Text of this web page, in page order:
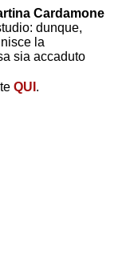
Cardamone
dunque,
la
sia accaduto
QUI .